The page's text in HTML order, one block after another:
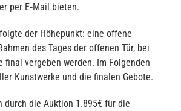
per E‑Mail bieten.
folgte der Höhepunkt: eine offene
des Tages der offenen Tür, bei
final vergeben werden. Im Folgenden
Kunstwerke und die finalen Gebote.
durch die Auktion 1.895€ für die